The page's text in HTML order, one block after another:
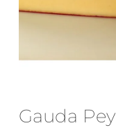
Gauda
E-
ve